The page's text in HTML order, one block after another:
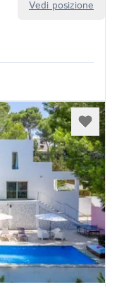
Vedi posizione